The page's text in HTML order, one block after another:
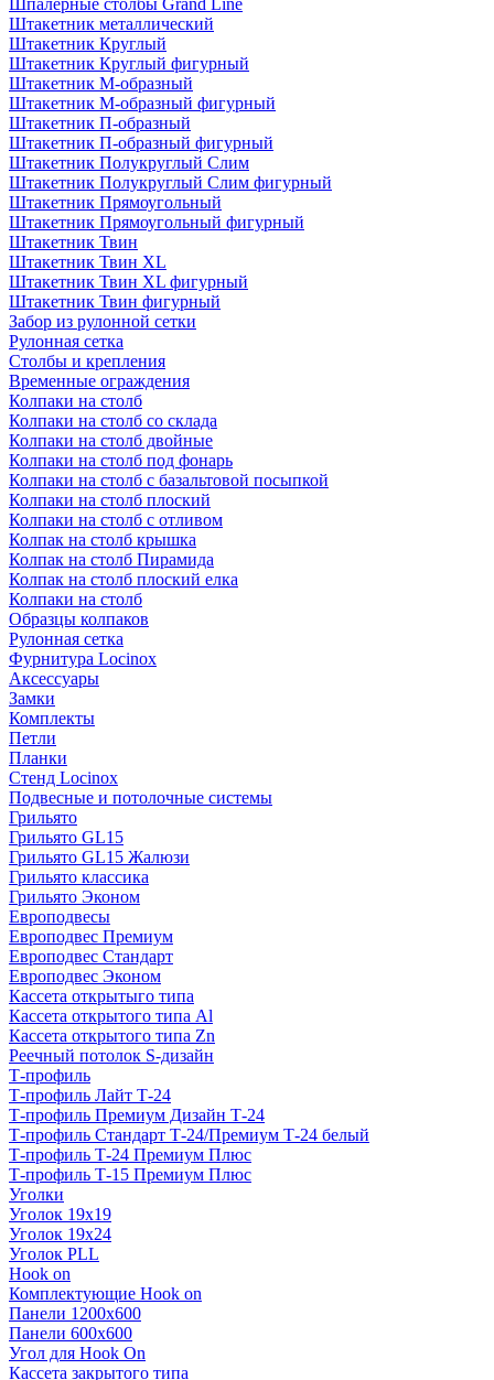
Шпалерные столбы Grand Line
Штакетник металлический
Штакетник Круглый
Штакетник Круглый фигурный
Штакетник М-образный
Штакетник М-образный фигурный
Штакетник П-образный
Штакетник П-образный фигурный
Штакетник Полукруглый Слим
Штакетник Полукруглый Слим фигурный
Штакетник Прямоугольный
Штакетник Прямоугольный фигурный
Штакетник Твин
Штакетник Твин XL
Штакетник Твин XL фигурный
Штакетник Твин фигурный
Забор из рулонной сетки
Рулонная сетка
Столбы и крепления
Временные ограждения
Колпаки на столб
Колпаки на столб со склада
Колпаки на столб двoйные
Колпаки на столб под фонарь
Колпаки на столб с базальтовой посыпкой
Колпаки на столб плоский
Колпаки на столб с отливом
Колпак на столб крышка
Колпак на столб Пирамида
Колпак на столб плоский елка
Колпаки на столб
Образцы колпаков
Рулонная сетка
Фурнитура Locinox
Аксессуары
Замки
Комплекты
Петли
Планки
Стенд Locinox
Подвесные и потолочные системы
Грильято
Грильято GL15
Грильято GL15 Жалюзи
Грильято классика
Грильято Эконом
Европодвесы
Европодвес Премиум
Европодвес Стандарт
Европодвес Эконом
Кассета открытыго типа
Кассета открытого типа Al
Кассета открытого типа Zn
Реечный потолок S-дизайн
Т-профиль
Т-профиль Лайт Т-24
Т-профиль Премиум Дизайн Т-24
Т-профиль Стандарт Т-24/Премиум Т-24 белый
Т-профиль Т-24 Премиум Плюс
Т-профиль Т-15 Премиум Плюс
Уголки
Уголок 19х19
Уголок 19х24
Уголок PLL
Hook on
Комплектующие Hook on
Панели 1200х600
Панели 600х600
Угол для Hook On
Кассета закрытого типа